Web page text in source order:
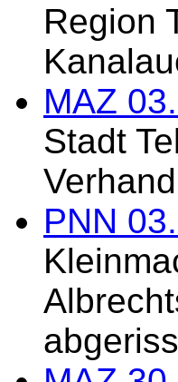
Region
MAZ
Stadt
PNN